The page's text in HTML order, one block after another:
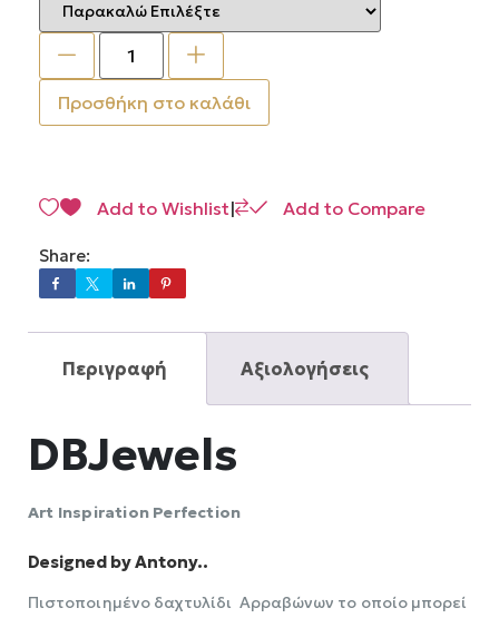
Προσθήκη στο καλάθι
Add to Wishlist| Add to Compare
Share:
Περιγραφή Αξιολογήσεις
DBJewels
Αrt Inspiration Perfection
Designed by Antony..
Πιστοποιημένο δαχτυλίδι Αρραβώνων το οποίο μπορεί